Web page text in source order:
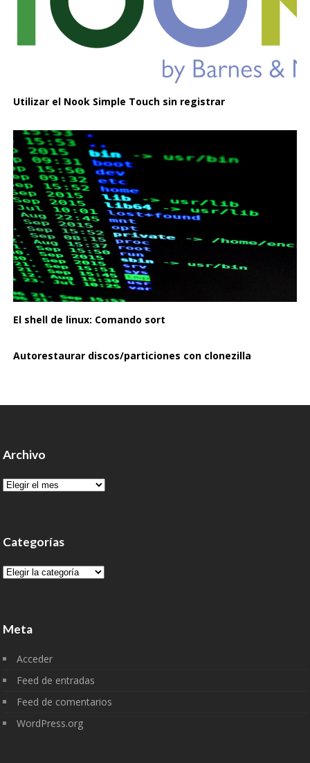
Utilizar el Nook Simple Touch sin registrar
El shell de linux: Comando sort
Autorestaurar discos/particiones con clonezilla
Archivo
Archivo
Categorías
Categorías
Meta
Acceder
Feed de entradas
Feed de comentarios
WordPress.org